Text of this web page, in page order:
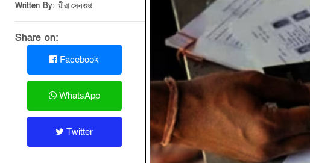
Written By:মীরা সেনগুপ্ত
Share on:
Facebook
WhatsApp
Twitter